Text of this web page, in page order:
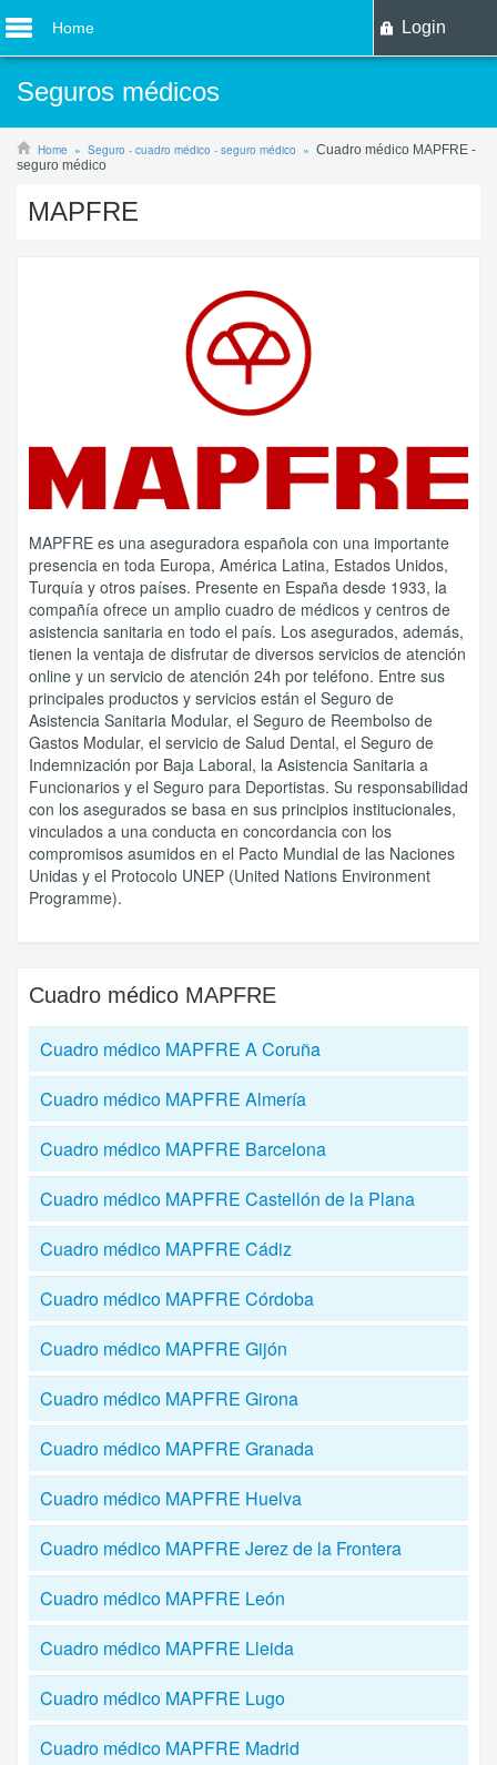
Home Login
Seguros médicos
Home Seguro - cuadro médico - seguro médico
Cuadro médico MAPFRE -
seguro médico
MAPFRE
MAPFRE es una aseguradora española con una importante
presencia en toda Europa, América Latina, Estados Unidos,
Turquía y otros países. Presente en España desde 1933, la
compañía ofrece un amplio cuadro de médicos y centros de
asistencia sanitaria en todo el país. Los asegurados, además,
tienen la ventaja de disfrutar de diversos servicios de atención
online y un servicio de atención 24h por teléfono. Entre sus
principales productos y servicios están el Seguro de
Asistencia Sanitaria Modular, el Seguro de Reembolso de
Gastos Modular, el servicio de Salud Dental, el Seguro de
Indemnización por Baja Laboral, la Asistencia Sanitaria a
Funcionarios y el Seguro para Deportistas. Su responsabilidad
con los asegurados se basa en sus principios institucionales,
vinculados a una conducta en concordancia con los
compromisos asumidos en el Pacto Mundial de las Naciones
Unidas y el Protocolo UNEP (United Nations Environment
Programme).
Cuadro médico MAPFRE
Cuadro médico MAPFRE A Coruña
Cuadro médico MAPFRE Almería
Cuadro médico MAPFRE Barcelona
Cuadro médico MAPFRE Castellón de la Plana
Cuadro médico MAPFRE Cádiz
Cuadro médico MAPFRE Córdoba
Cuadro médico MAPFRE Gijón
Cuadro médico MAPFRE Girona
Cuadro médico MAPFRE Granada
Cuadro médico MAPFRE Huelva
Cuadro médico MAPFRE Jerez de la Frontera
Cuadro médico MAPFRE León
Cuadro médico MAPFRE Lleida
Cuadro médico MAPFRE Lugo
Cuadro médico MAPFRE Madrid